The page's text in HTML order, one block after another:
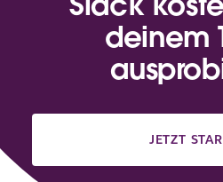
deinem
JETZT